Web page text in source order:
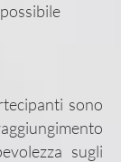
sono
sugli